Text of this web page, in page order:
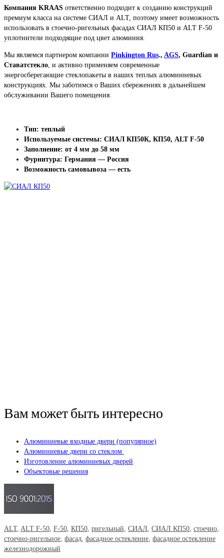
Компания KRAAS ответственно подходит к созданию конструкций
премиум класса на системе СИАЛ и ALT, поэтому имеет возможность
использовать в стоечно-ригельных фасадах СИАЛ КП50 и ALT F-50
уплотнители подходящие под цвет алюминия.
Мы являемся партнером компании Pinkington Rus., AGS, Guardian и
Ставатстекло, и активно применяем современные
энергосберегающие стеклопакеты в наших теплых алюминиевых
конструкциях. Мы заботимся о Ваших сбережениях в дальнейшем
обслуживании Вашего помещения.
Тип: теплый
Используемые системы: СИАЛ КП50К, КП50, ALT F-50
Заполнение: от 4 мм до 58 мм
Фурнитура: Германия — Россия
Возможность самовывоза — есть
Вам может быть интересно
Алюминиевые входные двери (популярное)
Алюминиевые двери со стеклом
Изготовление алюминиевых дверей
Объектовые решения
ALT, ALT F-50, F-50, КП50, ригельный, СИАЛ, СИАЛ КП50, стоечно,
стоечно-ригельное, фасад, фасадное остекление, фасадное остекление
железнодорожный